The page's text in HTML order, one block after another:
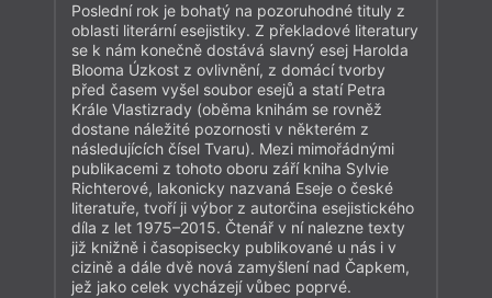
Poslední rok je bohatý na pozoruhodné tituly z
oblasti literární esejistiky. Z překladové literatury
se k nám konečně dostává slavný esej Harolda
Blooma Úzkost z ovlivnění, z domácí tvorby
před časem vyšel soubor esejů a statí Petra
Krále Vlastizrady (oběma knihám se rovněž
dostane náležité pozornosti v některém z
následujících čísel Tvaru). Mezi mimořádnými
publikacemi z tohoto oboru září kniha Sylvie
Richterové, lakonicky nazvaná Eseje o české
literatuře, tvoří ji výbor z autorčina esejistického
díla z let 1975–2015. Čtenář v ní nalezne texty
již knižně i časopisecky publikované u nás i v
cizině a dále dvě nová zamyšlení nad Čapkem,
jež jako celek vycházejí vůbec poprvé.